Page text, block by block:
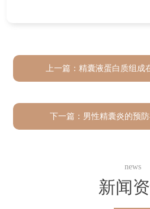
上一篇： 精囊液蛋白质组成
下一篇： 男性精囊炎的预
news
新闻